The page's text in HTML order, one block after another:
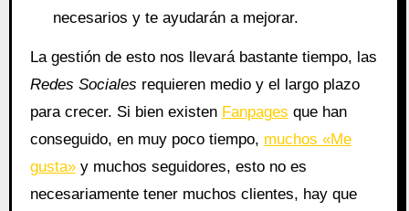
necesarios y te ayudarán a mejorar.
La gestión de esto nos llevará bastante tiempo, las
Redes Sociales requieren medio y el largo plazo
para crecer. Si bien existen Fanpages que han
conseguido, en muy poco tiempo, muchos «Me
gusta»y muchos seguidores, esto no es
necesariamente tener muchos clientes, hay que